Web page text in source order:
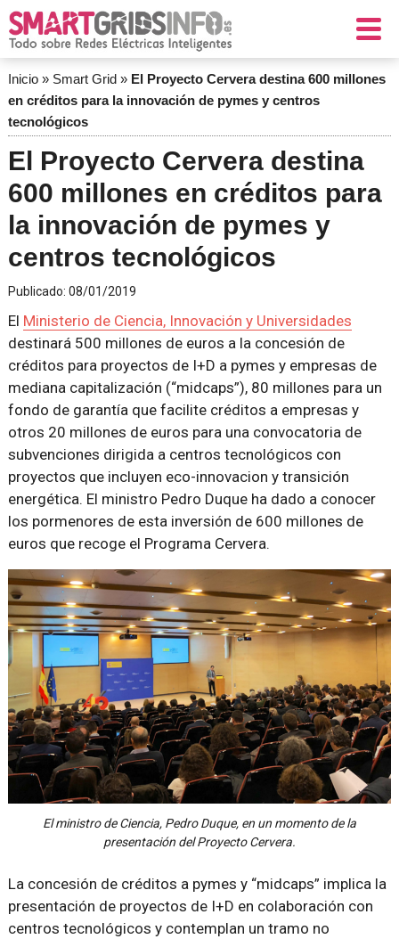
Inicio» Smart Grid» El Proyecto Cervera destina 600 millones
en créditos para la innovación de pymes y centros
tecnológicos
El Proyecto Cervera destina
600 millones en créditos para
la innovación de pymes y
centros tecnológicos
Publicado: 08/01/2019
El Ministerio de Ciencia, Innovación y Universidades
destinará 500 millones de euros a la concesión de
créditos para proyectos de I+D a pymes y empresas de
mediana capitalización (“midcaps”), 80 millones para un
fondo de garantía que facilite créditos a empresas y
otros 20 millones de euros para una convocatoria de
subvenciones dirigida a centros tecnológicos con
proyectos que incluyen eco-innovacion y transición
energética. El ministro Pedro Duque ha dado a conocer
los pormenores de esta inversión de 600 millones de
euros que recoge el Programa Cervera.
El ministro de Ciencia, Pedro Duque, en un momento de la
presentación del Proyecto Cervera.
La concesión de créditos a pymes y “midcaps” implica la
presentación de proyectos de I+D en colaboración con
centros tecnológicos y contemplan un tramo no